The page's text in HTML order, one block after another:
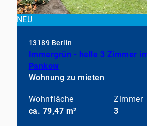
NEU
13189 Berlin
Immergrün - helle 3 Zimmer
Pankow
Wohnung zu mieten
Wohnfläche
ca. 79,47 m²
Zimmer
3